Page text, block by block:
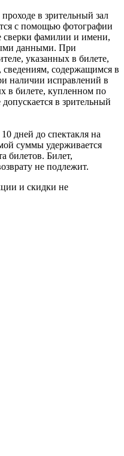
в зрительный зал
с помощью фотографии
сверки фамилии и имени,
данными. При
указанных в билете,
содержащимся в
наличии исправлений в
в билете, купленном по
в зрительный
дней до спектакля на
суммы удерживается
билетов. Билет,
не подлежит.
и скидки не